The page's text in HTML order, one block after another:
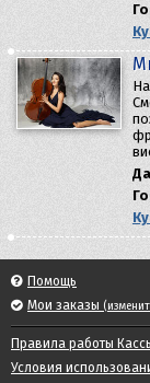
Помощь
Мои заказы
Правила работы
Условия